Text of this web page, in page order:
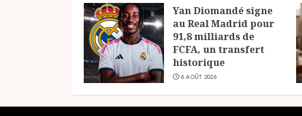
Yan Diomandé signe
au Real Madrid pour
91,8 milliards de
FCFA, un transfert
historique
6 AOÛT 2026